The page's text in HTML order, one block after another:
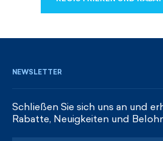
NEWSLETTER
Schließen Sie sich uns an und
Rabatte, Neuigkeiten und